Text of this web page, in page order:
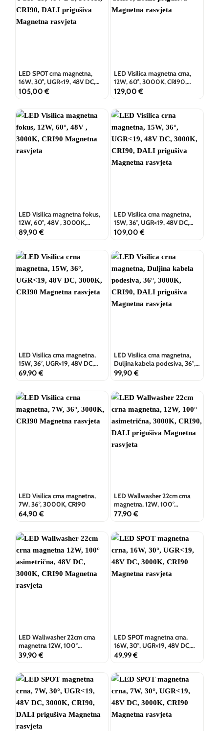
LED SPOT crna magnetna,
16W, 30°, UGR<19, 48V DC,
3000K, CRI90, DALI prigušiva
105,00 €
LED Visilica magnetna crna,
12W, 60°, 3000K, CRI90,
DALI prigušiva
129,00 €
LED Visilica magnetna fokus,
12W, 60°, 48V , 3000K,
CRI90
89,90 €
LED Visilica crna magnetna,
15W, 36°, UGR<19, 48V DC,
3000K, CRI90, DALI prigušiva
109,00 €
LED Visilica crna magnetna,
15W, 36°, UGR<19, 48V DC,
3000K, CRI90
69,90 €
LED Visilica crna magnetna,
Duljina kabela podesiva, 36°,
3000K, CRI90, DALI prigušiva
99,90 €
LED Visilica crna magnetna,
7W, 36°, 3000K, CRI90
64,90 €
LED Wallwasher 22cm crna
magnetna, 12W, 100°
asimetrična, 3000K, CRI90,
77,90 €
LED Wallwasher 22cm crna
magnetna 12W, 100°
asimetrična, 48V DC, 3000K,
39,90 €
LED SPOT magnetna crna,
16W, 30°, UGR<19, 48V DC,
3000K, CRI90
49,99€